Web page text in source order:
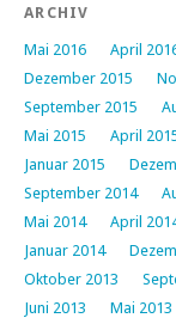
ARCHIV
Mai 2016 April
Dezember 2015
September 2015
Mai 2015
April
Januar 2015
September 2014
Mai 2014
April
Januar 2014
Oktober 2013
Juni 2013
Mai 2013